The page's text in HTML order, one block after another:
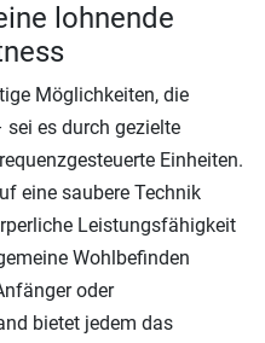
lohnende
Möglichkeiten, die
sei es durch gezielte
Einheiten.
eine saubere Technik
Leistungsfähigkeit
Wohlbefinden
oder
bietet jedem das